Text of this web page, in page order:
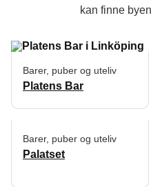
kan finne
Barer, puber og uteliv
Platens Bar
Barer, puber og uteliv
Palatset